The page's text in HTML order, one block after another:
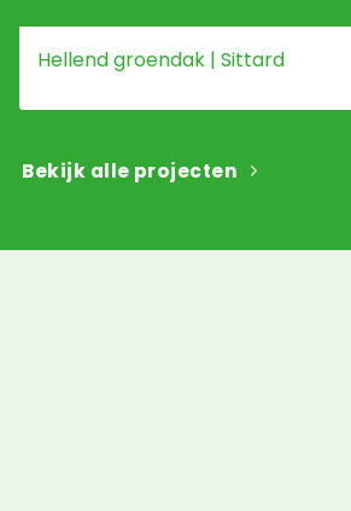
Hellend groendak | Sittard
Bekijk alle projecten